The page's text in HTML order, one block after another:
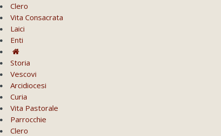
Clero
Vita Consacrata
Laici
Enti
Storia
Vescovi
Arcidiocesi
Curia
Vita Pastorale
Parrocchie
Clero